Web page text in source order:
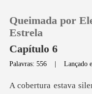
Queimada por
Estrela
Capítulo 6
Palavras: 556 |Lançado